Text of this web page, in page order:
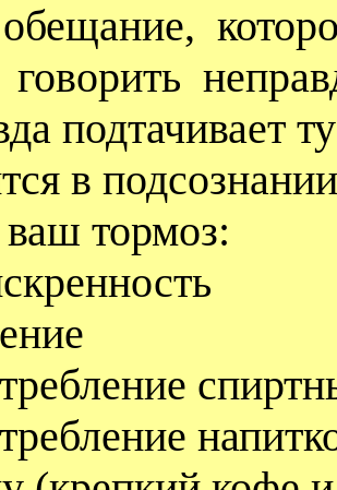
обещание,
говорить
подтачивает
в
тормоз: